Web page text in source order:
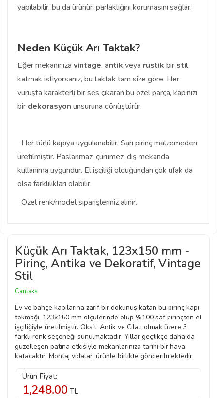
yapılabilir, bu da ürünün parlaklığını korumasını sağlar.
Neden Küçük Arı Taktak?
Eğer mekanınıza vintage, antik veya rustik bir stil
katmak istiyorsanız, bu taktak tam size göre. Her
vuruşta karakterli bir ses çıkaran bu özel parça, kapınızı
bir dekorasyon unsuruna dönüştürür.
Her türlü kapıya uygulanabilir. Sarı pirinç malzemeden
üretilmiştir. Paslanmaz, çürümez, dış mekanda
kullanıma uygundur. El işçiliği olduğundan çok ufak da
olsa farklılıkları olabilir.
Özel renk/model siparişleriniz alınır.
Küçük Arı Taktak, 123x150 mm -
Pirinç, Antika ve Dekoratif, Vintage
Stil
Cantaks
Ev ve bahçe kapılarına zarif bir dokunuş katan bu pirinç kapı
tokmağı, 123x150 mm ölçülerinde olup %100 saf pirinçten el
işçiliğiyle üretilmiştir. Oksit, Antik ve Cilalı olmak üzere 3
farklı renk seçeneği sunulmaktadır. Yıllar geçtikçe daha da
güzelleşen patina etkisiyle mekanlarınıza tarihi bir hava
katacaktır. Montaj vidaları ürünle birlikte gönderilmektedir.
Ürün Fiyat:
1,248.00 TL